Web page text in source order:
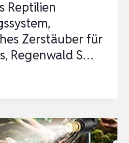
Reptilien
Zerstäuber für
Regenwald S…